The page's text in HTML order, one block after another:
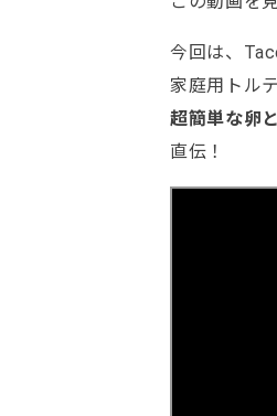
今回は、
家庭用トル
超簡単な卵
直伝！